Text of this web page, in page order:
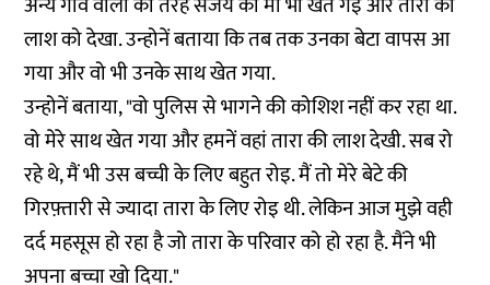
लाश को देखा. उन्होनें बताया कि तब तक उनका बेटा वापस आ
गया और वो भी उनके साथ खेत गया.
उन्होनें बताया, "वो पुलिस से भागने की कोशिश नहीं कर रहा था.
वो मेरे साथ खेत गया और हमनें वहां तारा की लाश देखी. सब रो
रहे थे, मैं भी उस बच्ची के लिए बहुत रोइ. मैं तो मेरे बेटे की
गिरफ़्तारी से ज्यादा तारा के लिए रोइ थी. लेकिन आज मुझे वही
दर्द महसूस हो रहा है जो तारा के परिवार को हो रहा है. मैंने भी
अपना बच्चा खो दिया."